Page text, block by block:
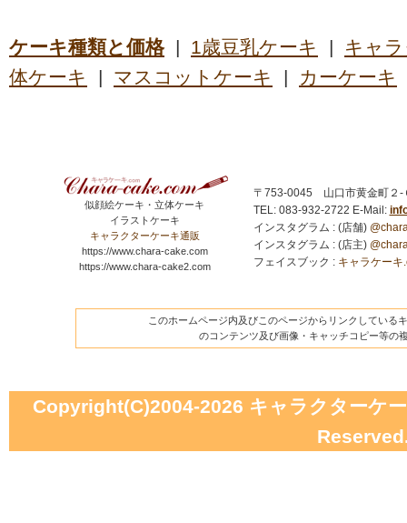
ケーキ種類と価格| 1歳豆乳ケーキ | キャ
体ケーキ
| マスコットケーキ | カーケーキ
似顔絵ケーキ・立体ケーキ
イラストケーキ
キャラクターケーキ通販
https://www.chara-cake.com
https://www.chara-cake2.com
〒753-0045 山口市黄金町
TEL: 083-932-2722 E-Mail:
インスタグラム : (店舗)
インスタグラム : (店主)
フェイスブック : キャラケー
このホームページ内及びこのページからリンクしている
のコンテンツ及び画像・キャッチコピー等の
Copyright(C)2004-2026 キャラクターケ